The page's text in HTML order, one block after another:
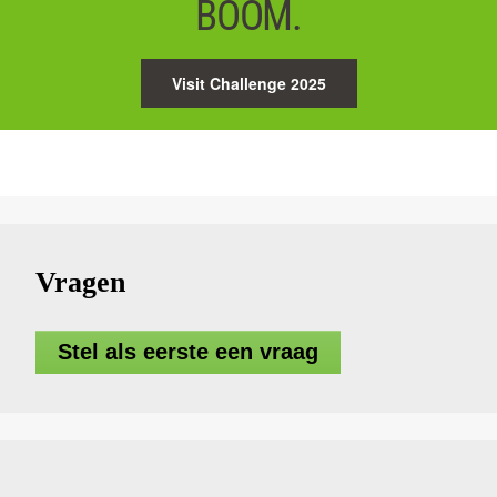
BOOM.
Visit Challenge 2025
Vragen
Stel als eerste een vraag